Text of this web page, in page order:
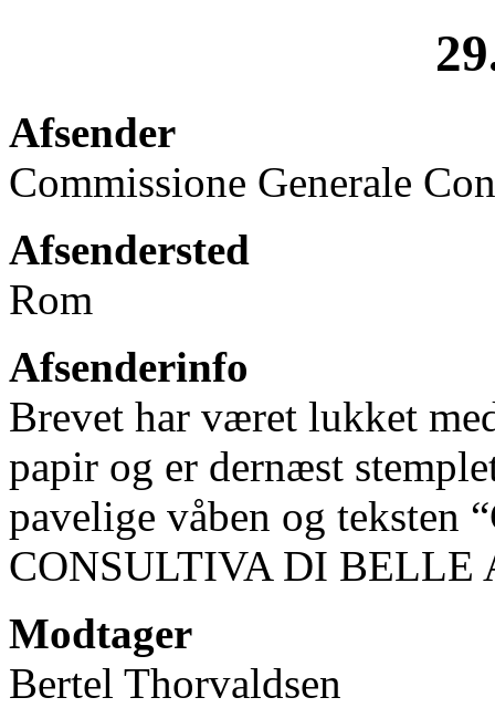
Afsender
Commissione Generale
Afsendersted
Rom
Afsenderinfo
Brevet har været lukket
papir og er dernæst
pavelige våben og
CONSULTIVA DI BELLE
Modtager
Bertel Thorvaldsen